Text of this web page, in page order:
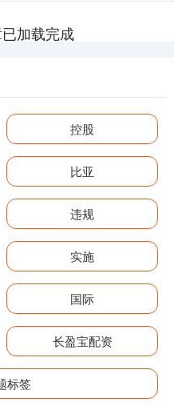
加载完成
控股
比亚
违规
实施
国际
长盈宝配资
标签